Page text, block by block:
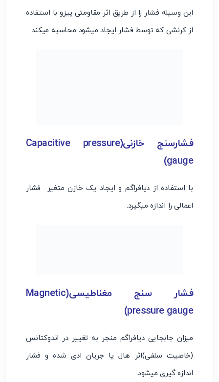
این وسیله فشار را از طریق اثر مقاومتی پیزو با استفاده
از کرنشی که توسط فشار ایجاد میشود محاسبه میکند.
فشارسنج خازنی(Capacitive pressure
gauge)
با استفاده از دیافراگم و ایجاد یک خازن متغیر فشار
اعمالی را اندازه میگیرد.
فشار سنج مغناطیسی(Magnetic
pressure gauge)
میزان جابجایی دیافراگم منجر به تغییر در اندوکتانس
(خاصیت سلفی)اثر هال یا جریان ادی شده و فشار
اندازه گیری میشود.